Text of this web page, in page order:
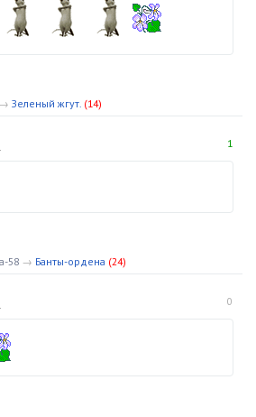
Зеленый жгут. (14)
1
58 → Банты-ордена (24)
0